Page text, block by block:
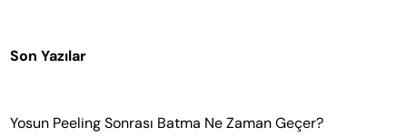
Son Yazılar
Yosun Peeling Sonrası Batma Ne Zaman Geçer?